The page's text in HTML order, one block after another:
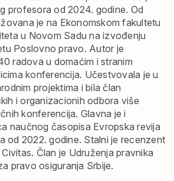
profesora od 2024. godine. Od
je na Ekonomskom fakultetu
u Novom Sadu na izvođenju
Poslovno pravo. Autor je
radova u domaćim i stranim
konferencija. Učestvovala je u
projektima i bila član
i organizacionih odbora više
konferencija. Glavna je i
naučnog časopisa Evropska revija
od 2022. godine. Stalni je recenzent
Član je Udruženja pravnika
pravo osiguranja Srbije.